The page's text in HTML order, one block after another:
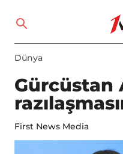
Dünya
Gürcüstan
First News Media